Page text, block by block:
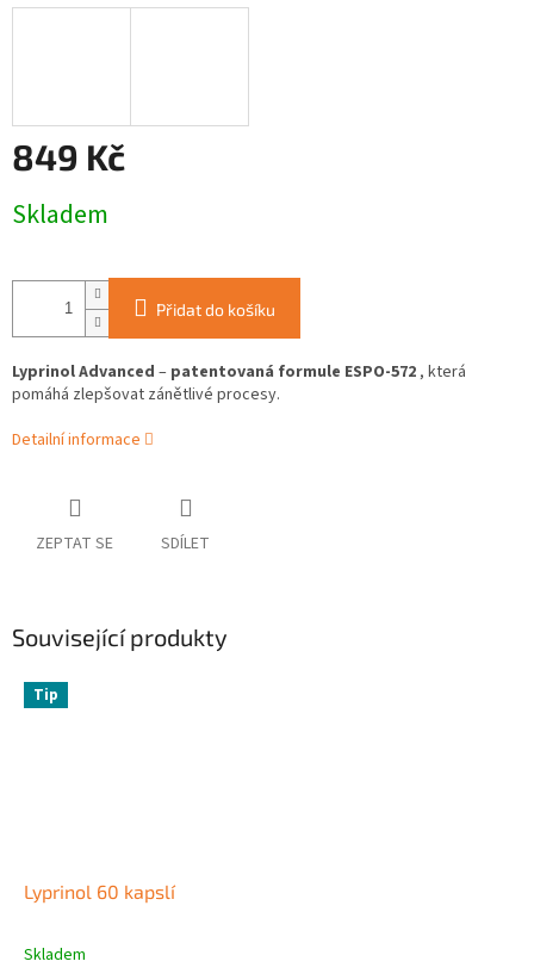
849 Kč
cena:
Skladem
Přidat do košíku
Lyprinol Advanced – patentovaná formule ESPO-572, která
pomáhá zlepšovat zánětlivé procesy.
Detailní informace
ZEPTAT SE SDÍLET
Související produkty
Tip
Lyprinol 60 kapslí
Průměrné
Skladem